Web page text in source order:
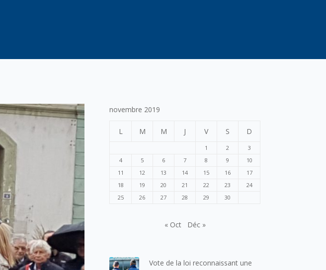
novembre 2019
L M M J V S D
1 2
3
4
5 6 7 8 9
10
11
12 13 14 15 16
17
18
19 20 21 22 23
24
25
26 27 28 29 30
« Oct Déc »
Vote de la loi reconnaissant une